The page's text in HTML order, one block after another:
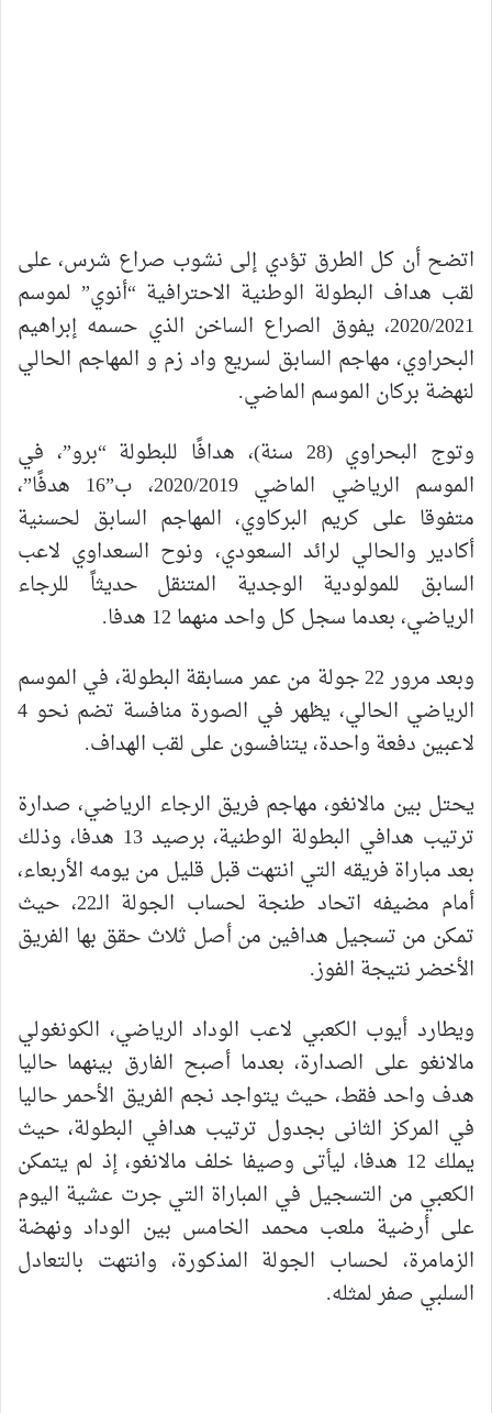
اتضح أن كل الطرق تؤدي إلى نشوب صراع شرس، على
لقب هداف البطولة الوطنية الاحترافية “أنوي” لموسم
2020/2021، يفوق الصراع الساخن الذي حسمه إبراهيم
البحراوي، مهاجم السابق لسريع واد زم و المهاجم الحالي
لنهضة بركان الموسم الماضي.
وتوج البحراوي (28 سنة)، هدافًا للبطولة “برو”، في
الموسم الرياضي الماضي 2020/2019، ب”16 هدفًا”،
متفوقا على كريم البركاوي، المهاجم السابق لحسنية
أكادير والحالي لرائد السعودي، ونوح السعداوي لاعب
السابق للمولودية الوجدية المتنقل حديثاً للرجاء
الرياضي، بعدما سجل كل واحد منهما 12 هدفا.
وبعد مرور 22 جولة من عمر مسابقة البطولة، في الموسم
الرياضي الحالي، يظهر في الصورة منافسة تضم نحو 4
لاعبين دفعة واحدة، يتنافسون على لقب الهداف.
يحتل بين مالانغو، مهاجم فريق الرجاء الرياضي، صدارة
ترتيب هدافي البطولة الوطنية، برصيد 13 هدفا، وذلك
بعد مباراة فريقه التي انتهت قبل قليل من يومه الأربعاء،
أمام مضيفه اتحاد طنجة لحساب الجولة الـ22، حيث
تمكن من تسجيل هدافين من أصل ثلاث حقق بها الفريق
الأخضر نتيجة الفوز.
ويطارد أيوب الكعبي لاعب الوداد الرياضي، الكونغولي
مالانغو على الصدارة، بعدما أصبح الفارق بينهما حاليا
هدف واحد فقط، حيث يتواجد نجم الفريق الأحمر حاليا
في المركز الثانى بجدول ترتيب هدافي البطولة، حيث
يملك 12 هدفا، ليأتى وصيفا خلف مالانغو، إذ لم يتمكن
الكعبي من التسجيل في المباراة التي جرت عشية اليوم
على أرضية ملعب محمد الخامس بين الوداد ونهضة
الزمامرة، لحساب الجولة المذكورة، وانتهت بالتعادل
السلبي صفر لمثله.